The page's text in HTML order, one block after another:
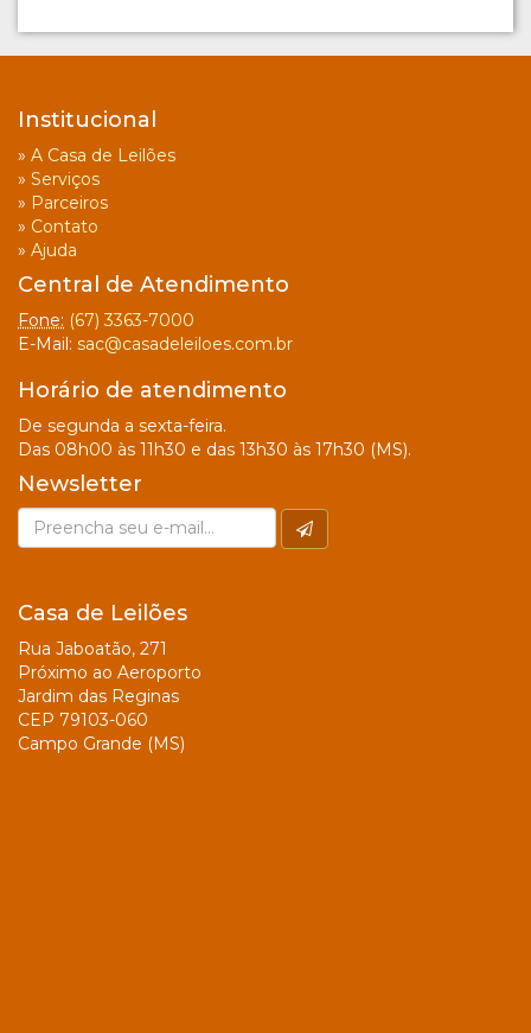
Institucional
» A Casa de Leilões
» Serviços
» Parceiros
» Contato
» Ajuda
Central de Atendimento
Fone: (67) 3363-7000
E-Mail: sac@casadeleiloes.com.br
Horário de atendimento
De segunda a sexta-feira.
Das 08h00 às 11h30 e das 13h30 às 17h30 (MS).
Newsletter
Casa de Leilões
Rua Jaboatão, 271
Próximo ao Aeroporto
Jardim das Reginas
CEP 79103-060
Campo Grande (MS)